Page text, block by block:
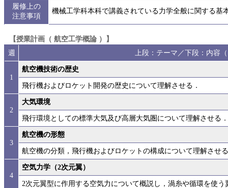
履修上の
注意事項
機械工学科本科で講義されている力学全般に関する基
【授業計画（ 航空工学概論 ）】
週
上段：テーマ／下段：内容
1
航空機技術の歴史
飛行機およびロケット開発の歴史について理解させる．
2
大気環境
飛行環境としての標準大気及び高層大気圏について理解させる．
3
航空機の形態
航空機の分類，飛行機およびロケットの構成について理解させ
4
空気力学（2次元翼）
2次元翼型に作用する空気力について概説し，渦糸や循環を使